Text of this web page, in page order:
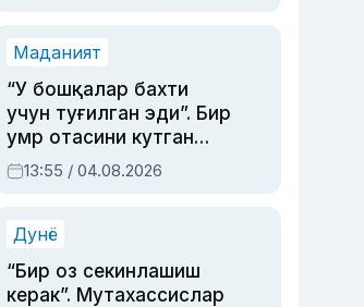
Маданият
“У бошқалар бахти
учун туғилган эди”. Бир
умр отасини кутган
актриса ва дубльяж
устаси Римма
синовларга тўла ҳаёти
13:55 / 04.08.2026
Дунё
“Бир оз секинлашиш
керак”. Мутахассислар